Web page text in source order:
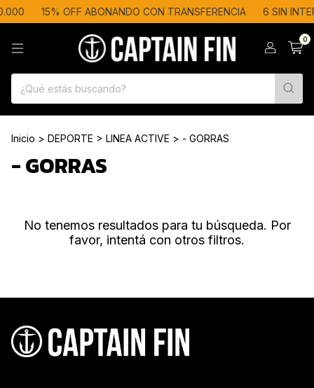
15% OFF ABONANDO CON TRANSFERENCIA 6 SIN
0
Inicio > DEPORTE > LINEA ACTIVE > - GORRAS
- GORRAS
No tenemos resultados para tu búsqueda. Por
favor, intentá con otros filtros.